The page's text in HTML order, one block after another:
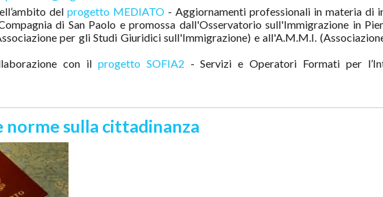
del progetto MEDIATO- Aggiornamenti professionali in materia di
di San Paolo e promossa dall'Osservatorio sull'Immigrazione in
per gli Studi Giuridici sull'Immigrazione) e all'A.M.M.I.
con il progetto SOFIA2 - Servizi e Operatori Formati per
norme sulla cittadinanza